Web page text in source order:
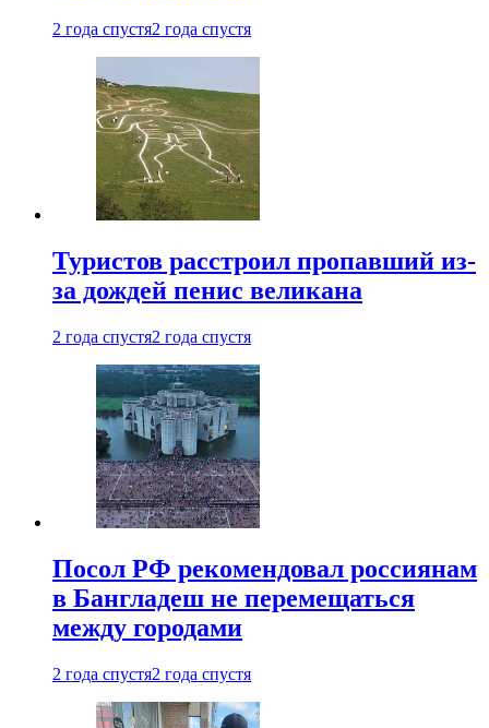
2 года спустя2 года спустя
Туристов расстроил пропавший из-
за дождей пенис великана
2 года спустя2 года спустя
Посол РФ рекомендовал россиянам
в Бангладеш не перемещаться
между городами
2 года спустя2 года спустя